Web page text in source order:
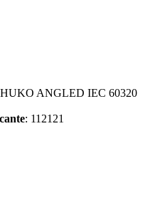
ANGLED IEC 60320
: 112121